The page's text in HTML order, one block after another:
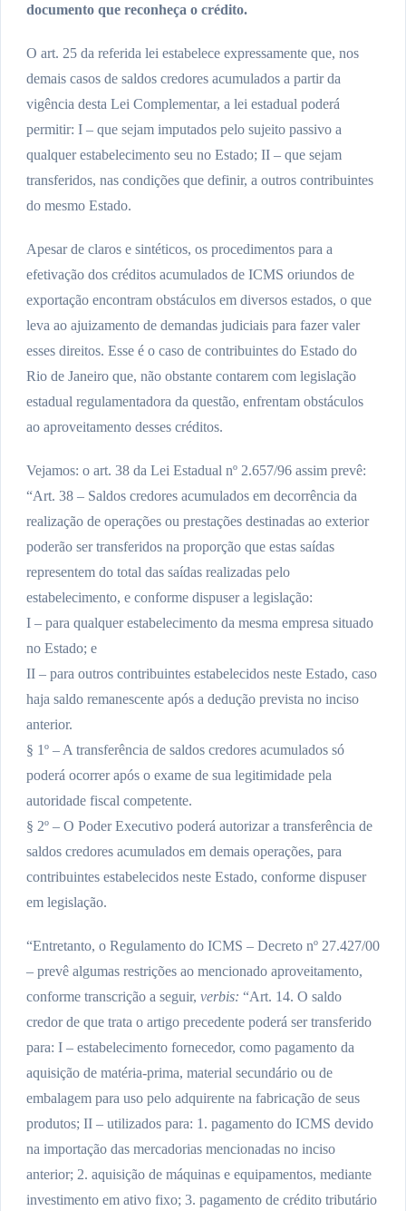
documento que reconheça o crédito.
O art. 25 da referida lei estabelece expressamente que, nos
demais casos de saldos credores acumulados a partir da
vigência desta Lei Complementar, a lei estadual poderá
permitir: I – que sejam imputados pelo sujeito passivo a
qualquer estabelecimento seu no Estado; II – que sejam
transferidos, nas condições que definir, a outros contribuintes
do mesmo Estado.
Apesar de claros e sintéticos, os procedimentos para a
efetivação dos créditos acumulados de ICMS oriundos de
exportação encontram obstáculos em diversos estados, o que
leva ao ajuizamento de demandas judiciais para fazer valer
esses direitos. Esse é o caso de contribuintes do Estado do
Rio de Janeiro que, não obstante contarem com legislação
estadual regulamentadora da questão, enfrentam obstáculos
ao aproveitamento desses créditos.
Vejamos: o art. 38 da Lei Estadual nº 2.657/96 assim prevê:
“Art. 38 – Saldos credores acumulados em decorrência da
realização de operações ou prestações destinadas ao exterior
poderão ser transferidos na proporção que estas saídas
representem do total das saídas realizadas pelo
estabelecimento, e conforme dispuser a legislação:
I – para qualquer estabelecimento da mesma empresa situado
no Estado; e
II – para outros contribuintes estabelecidos neste Estado, caso
haja saldo remanescente após a dedução prevista no inciso
anterior.
§ 1º – A transferência de saldos credores acumulados só
poderá ocorrer após o exame de sua legitimidade pela
autoridade fiscal competente.
§ 2º – O Poder Executivo poderá autorizar a transferência de
saldos credores acumulados em demais operações, para
contribuintes estabelecidos neste Estado, conforme dispuser
em legislação.
“Entretanto, o Regulamento do ICMS – Decreto nº 27.427/00
– prevê algumas restrições ao mencionado aproveitamento,
conforme transcrição a seguir, verbis: “Art. 14. O saldo
credor de que trata o artigo precedente poderá ser transferido
para: I – estabelecimento fornecedor, como pagamento da
aquisição de matéria-prima, material secundário ou de
embalagem para uso pelo adquirente na fabricação de seus
produtos; II – utilizados para: 1. pagamento do ICMS devido
na importação das mercadorias mencionadas no inciso
anterior; 2. aquisição de máquinas e equipamentos, mediante
investimento em ativo fixo; 3. pagamento de crédito tributário